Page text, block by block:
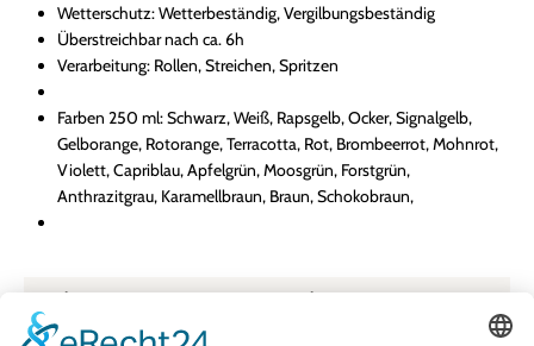
Wetterschutz: Wetterbeständig, Vergilbungsbeständig
Überstreichbar nach ca. 6h
Verarbeitung: Rollen, Streichen, Spritzen
Farben 250 ml: Schwarz, Weiß, Rapsgelb, Ocker, Signalgelb,
Gelborange, Rotorange, Terracotta, Rot, Brombeerrot, Mohnrot,
Violett, Capriblau, Apfelgrün, Moosgrün, Forstgrün,
Anthrazitgrau, Karamellbraun, Braun, Schokobraun,
Farbe: anthrazitgrau